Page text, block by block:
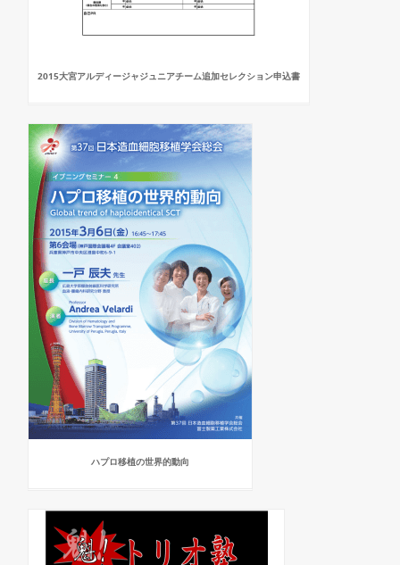
2015大宮アルディージャジュニアチーム追加セレクション申込書
ハプロ移植の世界的動向